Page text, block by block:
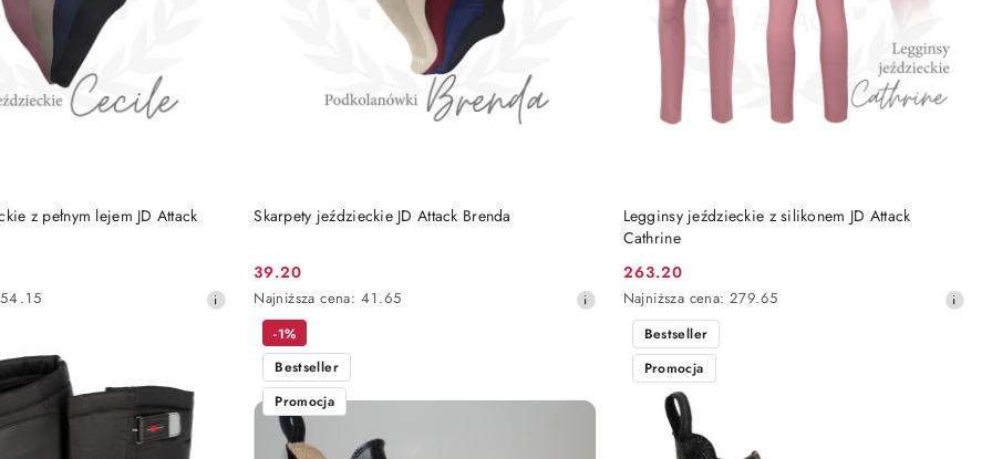
z pełnym lejem JD Attack
DO KOSZYKA Skarpety jeździeckie JD Attack Brenda
Cena
promocyjna:
39.20
Najniższa
cena
30
dni
przed
obniżką
Najniższa cena: 41.65
DO KOSZYKA
Legginsy jeździeckie z silikonem JD Attack
Cathrine
Cena
promocyjna:
263.20
Najniższa
cena
30
dni
obniżką
Najniższa cena: 279.65
DO KOSZYKA
-1%
Bestseller
Promocja
Bestseller
Promocja